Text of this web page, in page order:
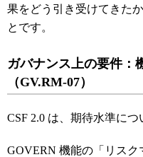
果をどう引き受けてきた
とです。
ガバナンス上の要件：
（GV.RM-07）
CSF 2.0 は、期待水準につ
GOVERN 機能の「リスク